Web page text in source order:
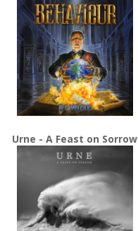
Urne - A Feast on Sorrow